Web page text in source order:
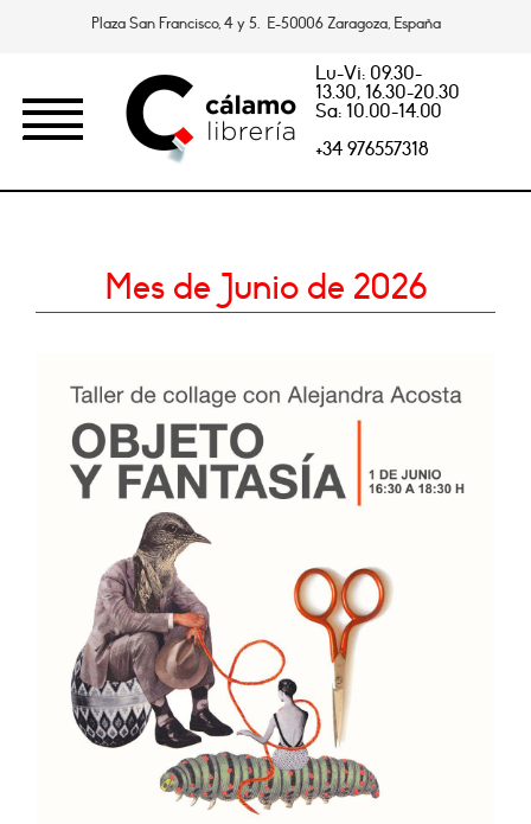
Plaza San Francisco, 4 y 5. E-50006 Zaragoza, España
Lu-Vi: 09.30-
13.30, 16.30-20.30
Sa: 10.00-14.00
+34 976557318
Mes de Junio de 2026